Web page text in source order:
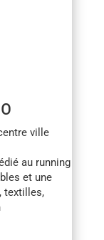
ville
au running
et une
textilles,